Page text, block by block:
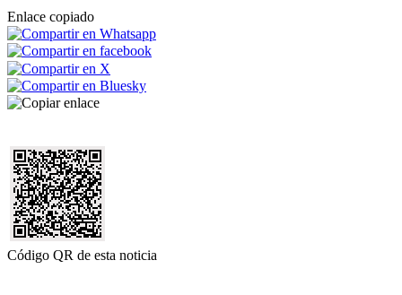
Enlace copiado
Código QR de esta noticia